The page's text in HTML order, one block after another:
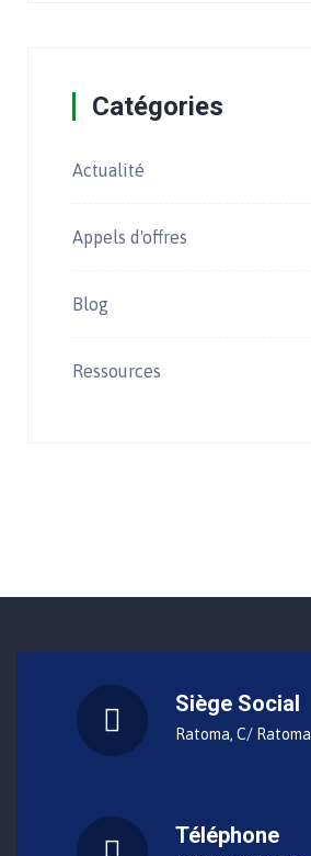
Catégories
Actualité
Appels d'offres
Blog
Ressources
Siège Social
Ratoma, C/ Ratoma
Téléphone